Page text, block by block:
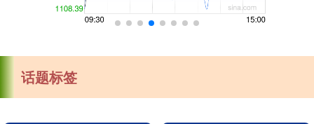
话题标签